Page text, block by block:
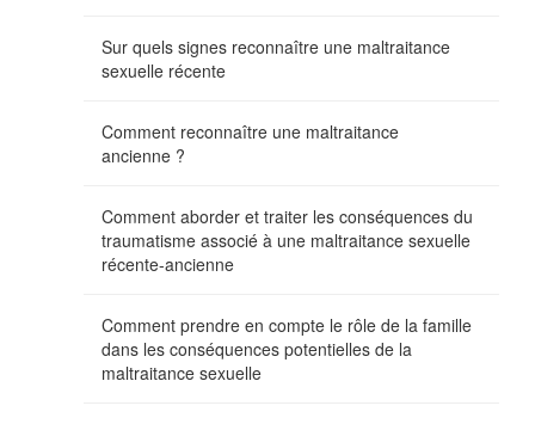
Sur quels signes reconnaître une maltraitance
sexuelle récente
Comment reconnaître une maltraitance
ancienne ?
Comment aborder et traiter les conséquences du
traumatisme associé à une maltraitance sexuelle
récente-ancienne
Comment prendre en compte le rôle de la famille
dans les conséquences potentielles de la
maltraitance sexuelle